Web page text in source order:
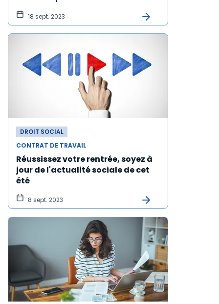
18 sept. 2023
DROIT SOCIAL
CONTRAT DE TRAVAIL
Réussissez votre rentrée, soyez à
jour de l'actualité sociale de cet
été
8 sept. 2023